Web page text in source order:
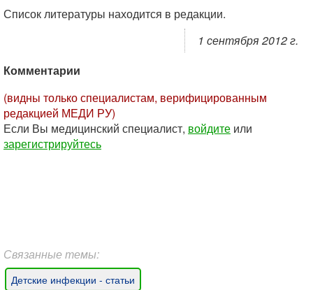
Список литературы находится в редакции.
1 сентября 2012 г.
Комментарии
(видны только специалистам, верифицированным
редакцией МЕДИ РУ)
Если Вы медицинский специалист, войдите или
зарегистрируйтесь
Связанные темы:
Детские инфекции - статьи